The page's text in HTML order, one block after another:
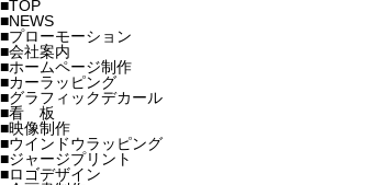
■TOP
■NEWS
■プローモーション
■会社案内
■ホームページ制作
■カーラッピング
■グラフィックデカール
■看 板
■映像制作
■ウインドウラッピング
■ジャージプリント
■ロゴデザイン